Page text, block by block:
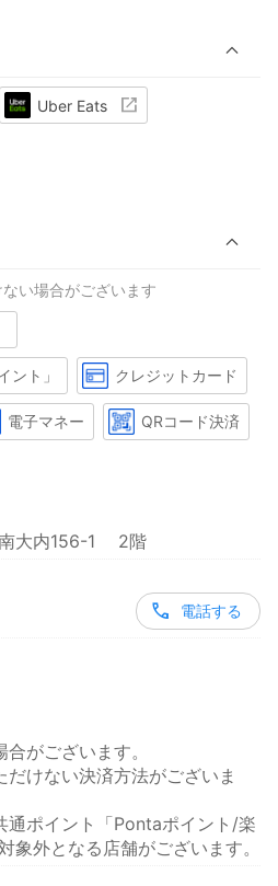
Uber Eats
い場合がございます
ント」 クレジットカード
電子マネー QRコード決済
南大内156-1 2階
電話する
がございます。
けない決済方法がございま
通ポイント「Pontaポイント/楽
象外となる店舗がございます。